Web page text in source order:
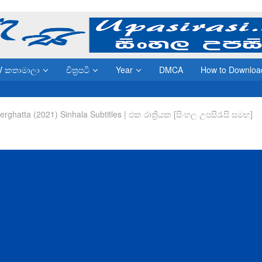
කතාමාලා චිත්‍රපටි Year DMCA How to
(2021) Sinhala Subtitles | එක රාත්‍රියක [සිංහල උපසිරැසි සමඟ]